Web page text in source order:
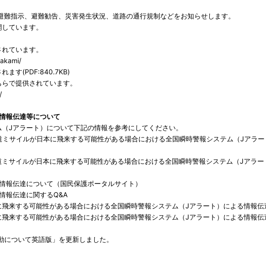
指示、避難勧告、災害発生状況、道路の通行規制などをお知らせします。
ています。
ています。
ます(PDF:840.7KB)
で提供されています。
報伝達等について
Jアラート）について下記の情報を参考にしてください。
サイルが日本に飛来する可能性がある場合における全国瞬時警報システム（Jアラ
サイルが日本に飛来する可能性がある場合における全国瞬時警報システム（Jアラ
報伝達について （国民保護ポータルサイト）
報伝達に関するQ&A
来する可能性がある場合における全国瞬時警報システム（Jアラート）による情報
来する可能性がある場合における全国瞬時警報システム（Jアラート）による情報伝
ついて英語版」を更新しました。